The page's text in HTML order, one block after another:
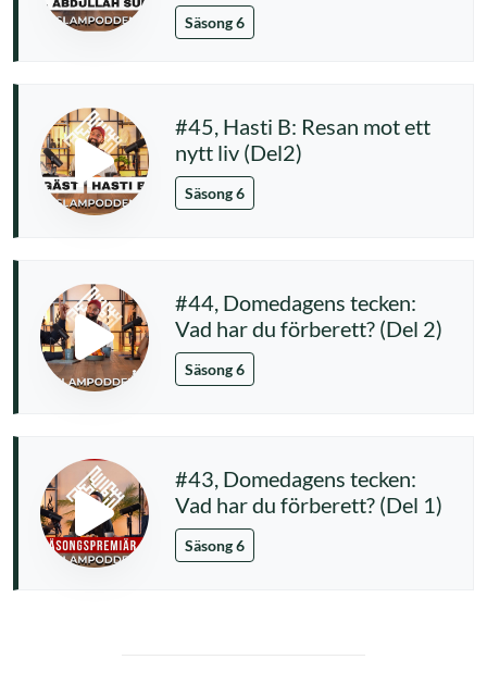
Säsong 6
#45, Hasti B: Resan mot ett
nytt liv (Del2)
Säsong 6
#44, Domedagens tecken:
Vad har du förberett? (Del 2)
Säsong 6
#43, Domedagens tecken:
Vad har du förberett? (Del 1)
Säsong 6